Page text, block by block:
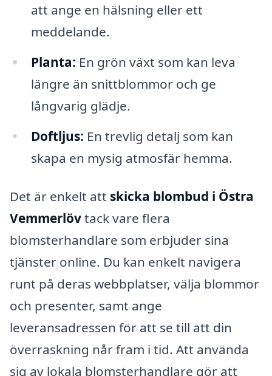
att ange en hälsning eller ett
meddelande.
Planta: En grön växt som kan leva
längre än snittblommor och ge
långvarig glädje.
Doftljus: En trevlig detalj som kan
skapa en mysig atmosfär hemma.
Det är enkelt att skicka blombud i Östra
Vemmerlövtack vare flera
blomsterhandlare som erbjuder sina
tjänster online. Du kan enkelt navigera
runt på deras webbplatser, välja blommor
och presenter, samt ange
leveransadressen för att se till att din
överraskning når fram i tid. Att använda
sig av lokala blomsterhandlare gör att